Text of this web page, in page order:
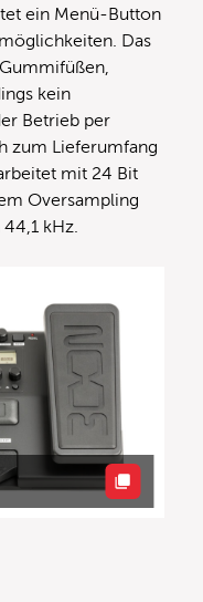
ein Menü-Button
Das
kein
Betrieb per
zum Lieferumfang
mit 24 Bit
Oversampling
kHz.